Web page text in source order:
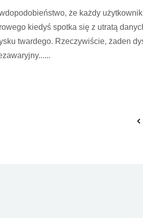
że każdy użytkownik
kiedyś spotka się z utratą
twardego. Rzeczywiście, żaden